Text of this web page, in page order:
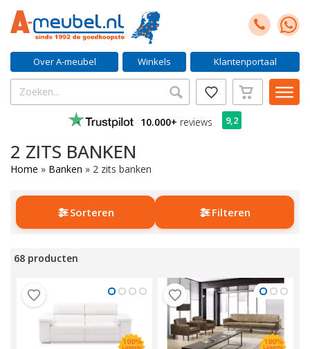
Over A-meubel Winkels Klantenportaal
10.000+ reviews 9,2
2 ZITS BANKEN
Home » Banken » 2 zits banken
Sorteren Filteren
68 producten